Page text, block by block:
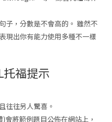
子，分數是不會高的。 雖然不
現出你有能力使用多種不一樣
托福提示
往往另人驚喜。
會將範例題目公佈在網站上，